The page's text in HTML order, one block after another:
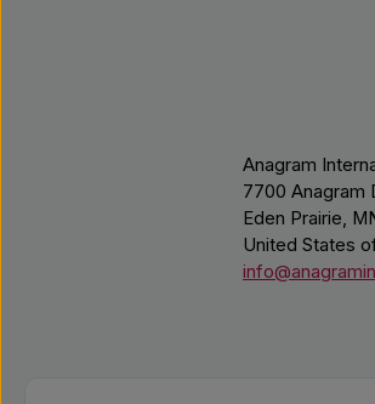
Anagram
7700 Anagram
Eden Prairie,
United States